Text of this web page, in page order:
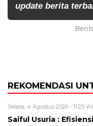
update berita
REKOMENDASI
Selasa, 4 Agustus 2026 - 11:25
Saiful Usuria :